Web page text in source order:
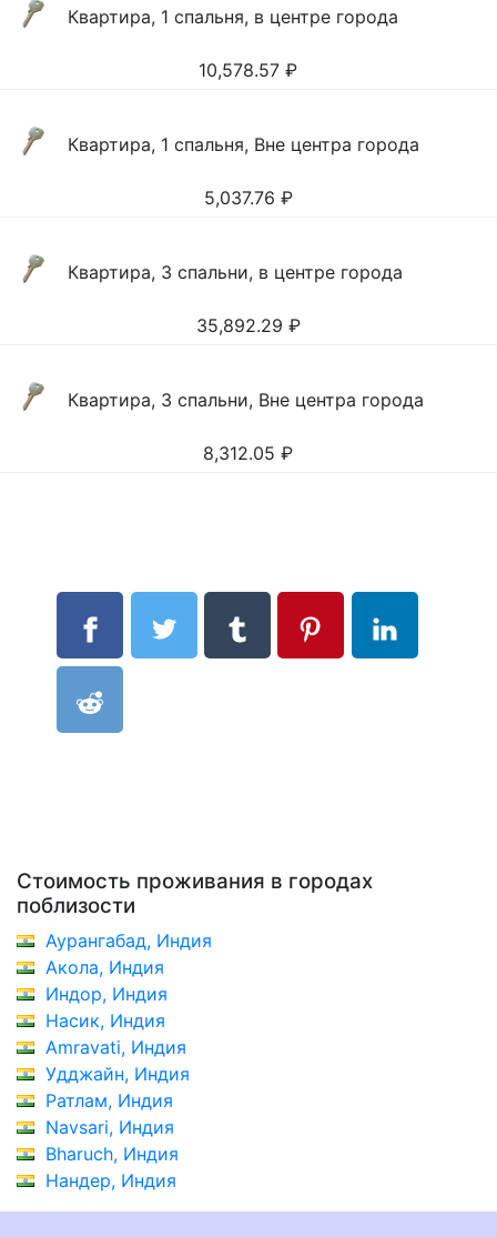
Квартира, 1 спальня, в центре города
10,578.57 ₽
Квартира, 1 спальня, Вне центра города
5,037.76 ₽
Квартира, 3 спальни, в центре города
35,892.29 ₽
Квартира, 3 спальни, Вне центра города
8,312.05 ₽
Стоимость проживания в городах
поблизости
Аурангабад, Индия
Акола, Индия
Индор, Индия
Насик, Индия
Amravati, Индия
Удджайн, Индия
Ратлам, Индия
Navsari, Индия
Bharuch, Индия
Нандер, Индия